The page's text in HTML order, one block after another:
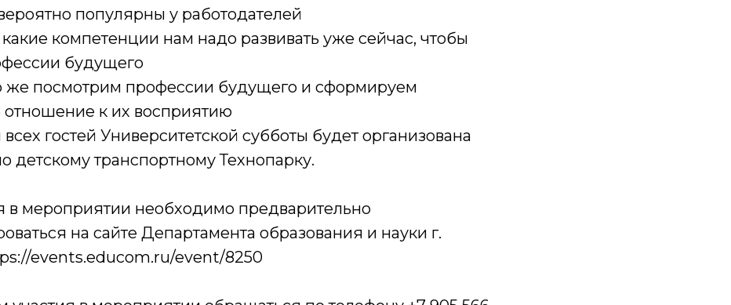
популярны у работодателей
компетенции нам надо развивать уже сейчас, чтобы
будущего
же посмотрим профессии будущего и сформируем
отношение к их восприятию
гостей Университетской субботы будет организована
детскому транспортному Технопарку.
в мероприятии необходимо предварительно
на сайте Департамента образования и науки г.
events.educom.ru/event/8250